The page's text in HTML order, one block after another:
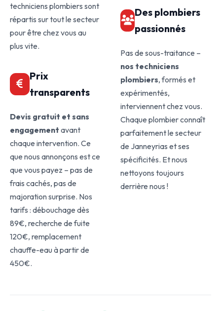
techniciens plombiers sont
répartis sur tout le secteur
pour être chez vous au
plus vite.
Prix
transparents
Devis gratuit et sans
engagement avant
chaque intervention. Ce
que nous annonçons est ce
que vous payez – pas de
frais cachés, pas de
majoration surprise. Nos
tarifs : débouchage dès
89€, recherche de fuite
120€, remplacement
chauffe-eau à partir de
450€.
Des plombiers
passionnés
Pas de sous-traitance –
nos techniciens
plombiers, formés et
expérimentés,
interviennent chez vous.
Chaque plombier connaît
parfaitement le secteur
de Janneyrias et ses
spécificités. Et nous
nettoyons toujours
derrière nous !